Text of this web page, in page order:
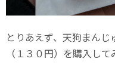
とりあえず、天狗まん
（１３０円）を購入して